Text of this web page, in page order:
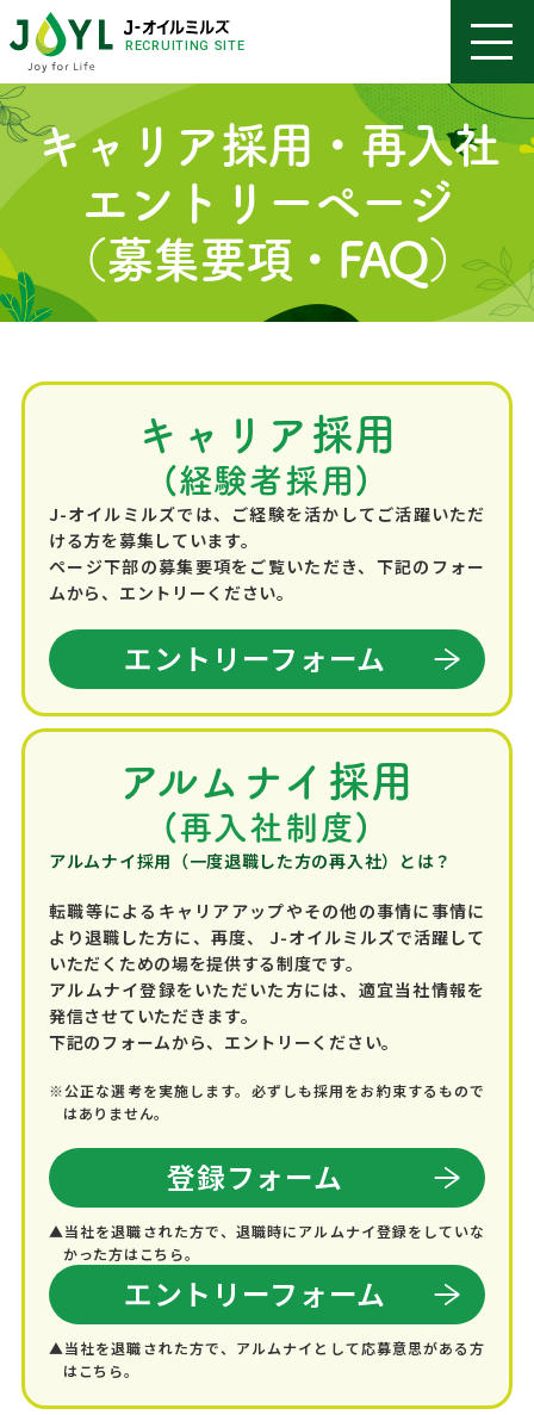
RECRUITING SITE
キャリア採用・再入社
エントリーページ
（募集要項・FAQ）
キャリア採用
(経験者採用)
J-オイルミルズでは、ご経験を活かしてご活躍いただ
ける方を募集しています。
ページ下部の募集要項をご覧いただき、下記のフォー
ムから、エントリーください。
エントリーフォーム
アルムナイ採用
(再入社制度)
アルムナイ採用（一度退職した方の再入社）とは？
転職等によるキャリアアップやその他の事情に事情に
より退職した方に、再度、 J-オイルミルズで活躍して
いただくための場を提供する制度です。
アルムナイ登録をいただいた方には、適宜当社情報を
発信させていただきます。
下記のフォームから、エントリーください。
※公正な選考を実施します。必ずしも採用をお約束するもので
はありません。
登録フォーム
▲当社を退職された方で、退職時にアルムナイ登録をしていな
かった方はこちら。
エントリーフォーム
▲当社を退職された方で、アルムナイとして応募意思がある方
はこちら。